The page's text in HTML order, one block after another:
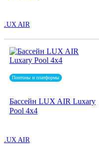
LUX AIR
Понтоны и платформы
Бассейн LUX AIR Luxary
Pool 4x4
LUX AIR